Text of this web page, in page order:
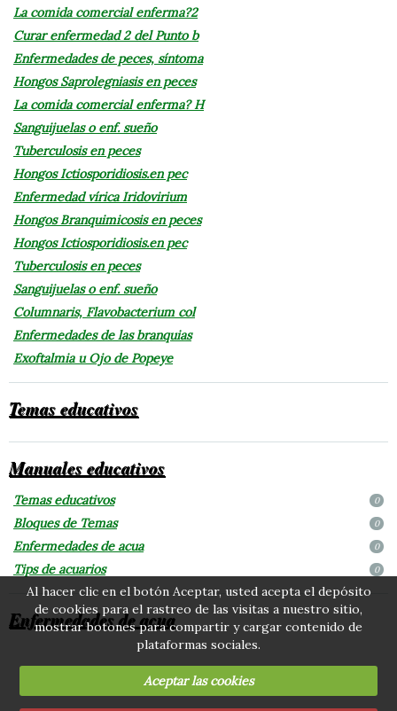
La comida comercial enferma?2
Curar enfermedad 2 del Punto b
Enfermedades de peces, síntoma
Hongos Saprolegniasis en peces
La comida comercial enferma? H
Sanguijuelas o enf. sueño
Tuberculosis en peces
Hongos Ictiosporidiosis.en pec
Enfermedad vírica Iridovirium
Hongos Branquimicosis en peces
Hongos Ictiosporidiosis.en pec
Tuberculosis en peces
Sanguijuelas o enf. sueño
Columnaris, Flavobacterium col
Enfermedades de las branquias
Exoftalmia u Ojo de Popeye
Temas educativos
Manuales educativos
Temas educativos 0
Bloques de Temas 0
Enfermedades de acua 0
Tips de acuarios 0
Enfermedades de acua
Al hacer clic en el botón Aceptar, usted acepta el depósito
de cookies para el rastreo de las visitas a nuestro sitio,
mostrar botones para compartir y cargar contenido de
plataformas sociales.
Aceptar las cookies